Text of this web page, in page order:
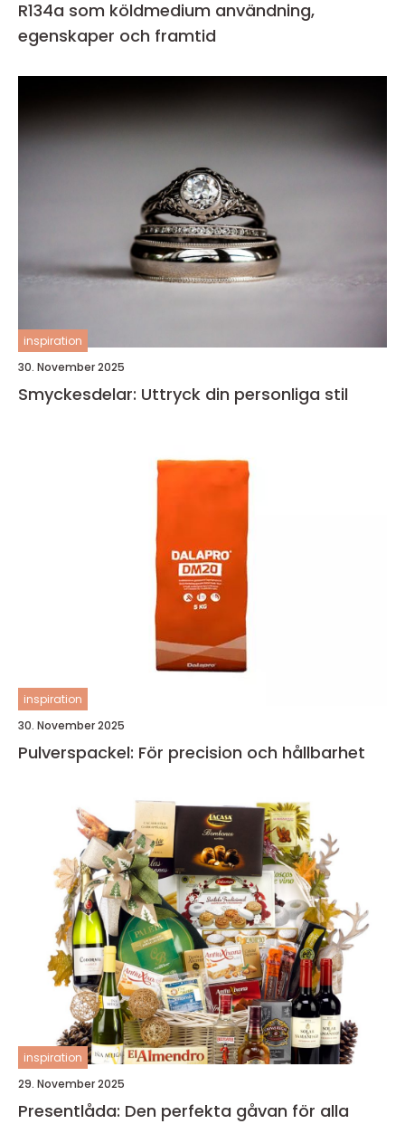
R134a som köldmedium användning,
egenskaper och framtid
inspiration
30. November 2025
Smyckesdelar: Uttryck din personliga stil
inspiration
30. November 2025
Pulverspackel: För precision och hållbarhet
inspiration
29. November 2025
Presentlåda: Den perfekta gåvan för alla